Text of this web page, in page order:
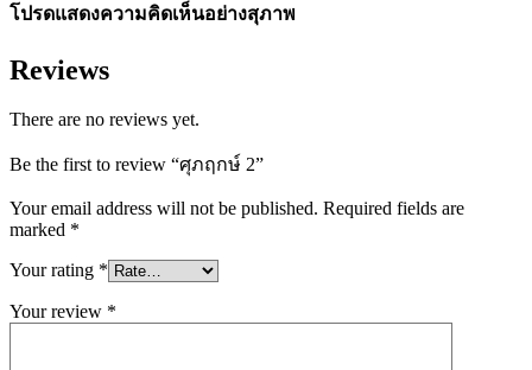
โปรดแสดงความคิดเห็นอย่างสุภาพ
Reviews
There are no reviews yet.
Be the first to review “ศุภฤกษ์ 2”
Your email address will not be published. Required fields are
marked *
Your rating *
Your review *